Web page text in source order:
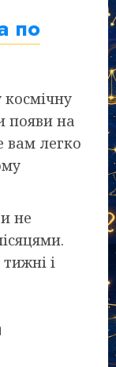
по
появи на
вам легко
не
і